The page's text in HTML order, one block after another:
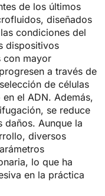
de los últimos
diseñados
condiciones del
dispositivos
con mayor
a través de
de células
el ADN. Además,
se reduce
Aunque la
diversos
lo que ha
en la práctica